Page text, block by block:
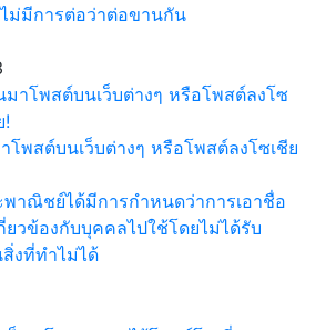
ม่มีการต่อว่าต่อขานกัน
พสต์บนเว็บต่างๆ หรือโพสต์ลงโซเชีย
าณิชย์ได้มีการกำหนดว่าการเอาชื่อ
วข้องกับบุคคลไปใช้โดยไม่ได้รับ
งที่ทำไม่ได้